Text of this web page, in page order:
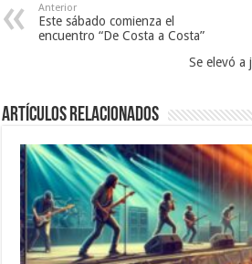
Anterior
Este sábado comienza el
encuentro “De Costa a Costa”
Se elevó a
Artículos Relacionados